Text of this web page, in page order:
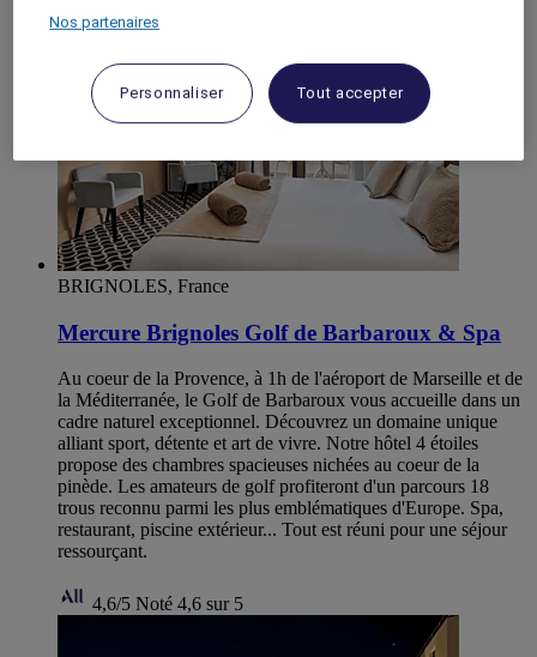
BRIGNOLES, France
Mercure Brignoles Golf de Barbaroux & Spa
Au coeur de la Provence, à 1h de l'aéroport de Marseille et de
la Méditerranée, le Golf de Barbaroux vous accueille dans un
cadre naturel exceptionnel. Découvrez un domaine unique
alliant sport, détente et art de vivre. Notre hôtel 4 étoiles
propose des chambres spacieuses nichées au coeur de la
pinède. Les amateurs de golf profiteront d'un parcours 18
trous reconnu parmi les plus emblématiques d'Europe. Spa,
restaurant, piscine extérieur... Tout est réuni pour une séjour
ressourçant.
4,6/5 Noté 4,6 sur 5
Nos partenaires
Personnaliser Tout accepter